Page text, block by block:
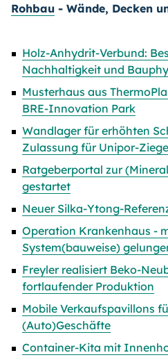
Rohbau - Wände, Decken
Holz-Anhydrit-Verbund:
Nachhaltigkeit und
Musterhaus aus
BRE-Innovation Park
Wandlager für erhöhten
Zulassung für Unipor-
Ratgeberportal zur
gestartet
Neuer Silka-Ytong-
Operation Krankenhaus -
System(bauweise)
Freyler realisiert Beko-
fortlaufender Produktion
Mobile Verkaufspavillons
(Auto)Geschäfte
Container-Kita mit